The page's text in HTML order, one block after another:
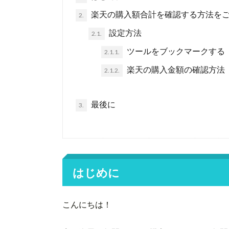
2. 楽天の購入額合計を確認する方法を
2.1. 設定方法
2.1.1. ツールをブックマークする
2.1.2. 楽天の購入金額の確認方法
3. 最後に
はじめに
こんにちは！